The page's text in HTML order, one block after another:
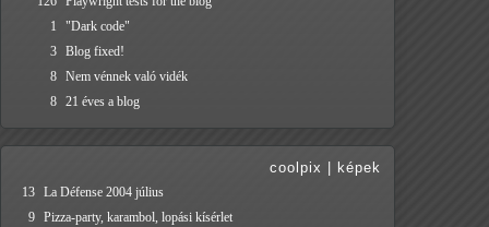
1
"Dark code"
3 Blog fixed!
8 Nem vénnek való vidék
8 21 éves a blog
coolpix képek
13 La Défense 2004 július
9 Pizza-party, karambol, lopási kísérlet